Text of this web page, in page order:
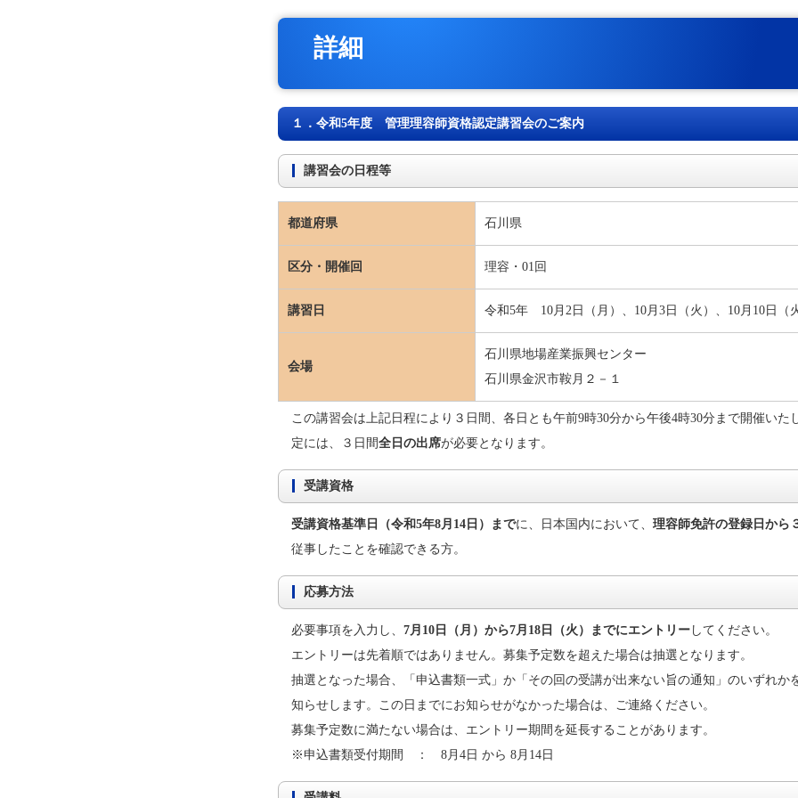
詳細
１．令和5年度 管理理容師資格認定講習会のご案内
講習会の日程等
都道府県 石川県
区分・開催回 理容・01回
講習日 令和5年 10月2日（月）、10月3日（火）、10月10日（
会場
石川県地場産業振興センター
石川県金沢市鞍月２－１
この講習会は上記日程により３日間、各日とも午前9時30分から午後4時30分まで開催いた
定には、３日間全日の出席が必要となります。
受講資格
受講資格基準日（令和5年8月14日 ）までに、日本国内において、 理容師免許の登録日から
従事したことを確認できる方。
応募方法
必要事項を入力し、 7月10日（月） から7月18日（火） までにエントリー してください。
エントリーは先着順ではありません。募集予定数を超えた場合は抽選となります。
抽選となった場合、「申込書類一式」か「その回の受講が出来ない旨の通知」のいずれか
知らせします。この日までにお知らせがなかった場合は、ご連絡ください。
募集予定数に満たない場合は、エントリー期間を延長することがあります。
※申込書類受付期間 ： 8月4日 から 8月14日